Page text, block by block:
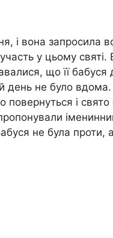
і вона запросила
у цьому святі.
що її
день не було
повернуться і
не була проти,